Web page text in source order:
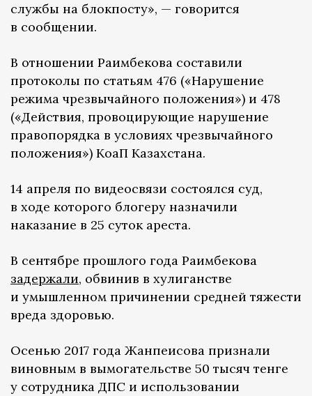
службы на блокпосту», — говорится
в сообщении.
В отношении Раимбекова составили
протоколы по статьям 476 («Нарушение
режима чрезвычайного положения») и 478
(«Действия, провоцирующие нарушение
правопорядка в условиях чрезвычайного
положения») КоаП Казахстана.
14 апреля по видеосвязи состоялся суд,
в ходе которого блогеру назначили
наказание в 25 суток ареста.
В сентябре прошлого года Раимбекова
задержали, обвинив в хулиганстве
и умышленном причинении средней тяжести
вреда здоровью.
Осенью 2017 года Жанпеисова признали
виновным в вымогательстве 50 тысяч тенге
у сотрудника ДПС и использовании